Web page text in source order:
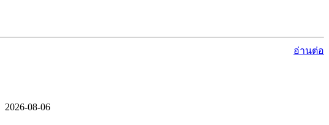
อ่านต่อ
2026-08-06